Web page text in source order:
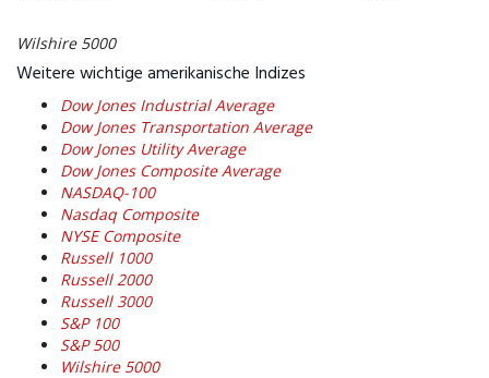
Wilshire 5000
Weitere wichtige amerikanische Indizes
Dow Jones Industrial Average
Dow Jones Transportation Average
Dow Jones Utility Average
Dow Jones Composite Average
NASDAQ-100
Nasdaq Composite
NYSE Composite
Russell 1000
Russell 2000
Russell 3000
S&P 100
S&P 500
Wilshire 5000